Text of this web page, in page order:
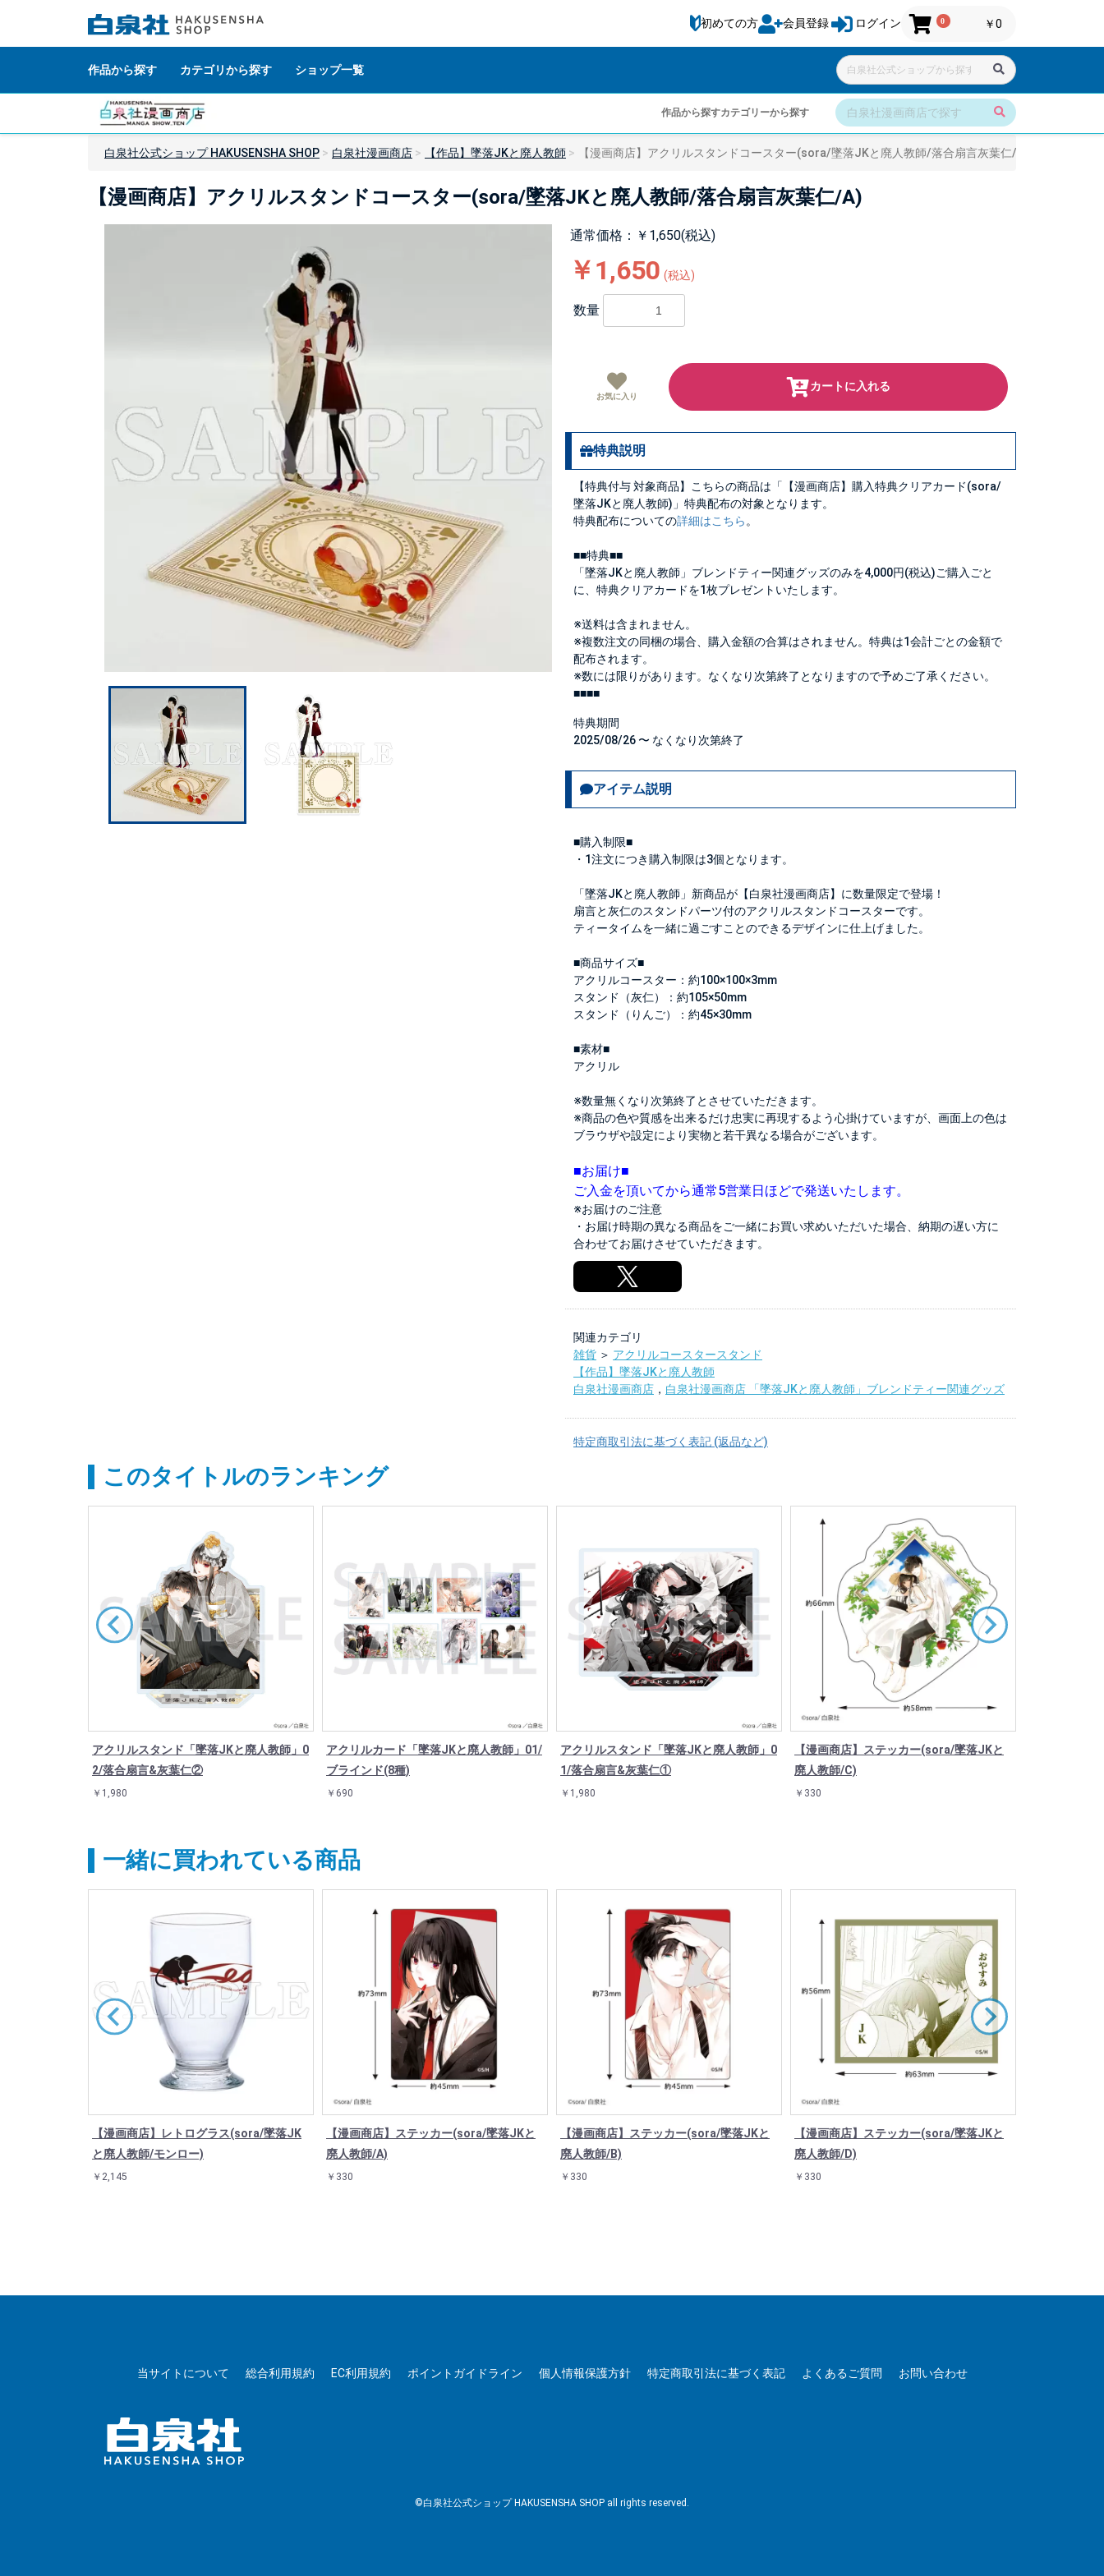
初めての方 会員登録 ログイン 0 ￥0
作品から探す カテゴリから探す ショップ一覧
作品から探すカテゴリーから探す
白泉社公式ショップ HAKUSENSHA SHOP 白泉社漫画商店 【作品】墜落JKと廃人教師 【漫画商店】アクリルスタンドコースター(sora/墜落JKと廃人教師/落合扇言灰葉仁/A)
【漫画商店】アクリルスタンドコースター(sora/墜落JKと廃人教師/落合扇言灰葉仁/A)
通常価格：￥1,650(税込)
￥1,650 (税込)
お気に入り
カートに入れる
数量
特典説明
【特典付与 対象商品】こちらの商品は「【漫画商店】購入特典クリアカード(sora/
墜落JKと廃人教師)」特典配布の対象となります。
特典配布についての詳細はこちら 。
■■特典■■
「墜落JKと廃人教師」ブレンドティー関連グッズのみを4,000円(税込)ご購入ごと
に、特典クリアカードを1枚プレゼントいたします。
※送料は含まれません。
※複数注文の同梱の場合、購入金額の合算はされません。特典は1会計ごとの金額で
配布されます。
※数には限りがあります。なくなり次第終了となりますので予めご了承ください。
■■■■
特典期間
2025/08/26 〜 なくなり次第終了
アイテム説明
■購入制限■
・1注文につき購入制限は3個となります。
「墜落JKと廃人教師」新商品が【白泉社漫画商店】に数量限定で登場！
扇言と灰仁のスタンドパーツ付のアクリルスタンドコースターです。
ティータイムを一緒に過ごすことのできるデザインに仕上げました。
■商品サイズ■
アクリルコースター：約100×100×3mm
スタンド（灰仁）：約105×50mm
スタンド（りんご）：約45×30mm
■素材■
アクリル
※数量無くなり次第終了とさせていただきます。
※商品の色や質感を出来るだけ忠実に再現するよう心掛けていますが、画面上の色は
ブラウザや設定により実物と若干異なる場合がございます。
■お届け■
ご入金を頂いてから通常5営業日ほどで発送いたします。
※お届けのご注意
・お届け時期の異なる商品をご一緒にお買い求めいただいた場合、納期の遅い方に
合わせてお届けさせていただきます。
関連カテゴリ
雑貨 ＞ アクリルコースタースタンド
【作品】墜落JKと廃人教師
白泉社漫画商店 ， 白泉社漫画商店 「墜落JKと廃人教師」ブレンドティー関連グッズ
特定商取引法に基づく表記 (返品など)
このタイトルのランキング
アクリルスタンド「墜落JKと廃人教師」0
2/落合扇言&灰葉仁②
￥1,980
アクリルカード「墜落JKと廃人教師」01/
ブラインド(8種)
￥690
アクリルスタンド「墜落JKと廃人教師」0
1/落合扇言&灰葉仁①
￥1,980
【漫画商店】ステッカー(sora/墜落JKと
廃人教師/C)
￥330
一緒に買われている商品
【漫画商店】レトログラス(sora/墜落JK
と廃人教師/モンロー)
￥2,145
【漫画商店】ステッカー(sora/墜落JKと
廃人教師/A)
￥330
【漫画商店】ステッカー(sora/墜落JKと
廃人教師/B)
￥330
【漫画商店】ステッカー(sora/墜落JKと
廃人教師/D)
￥330
当サイトについて 総合利用規約 EC利用規約 ポイントガイドライン 個人情報保護方針 特定商取引法に基づく表記 よくあるご質問 お問い合わせ
©白泉社公式ショップ HAKUSENSHA SHOP all rights reserved.